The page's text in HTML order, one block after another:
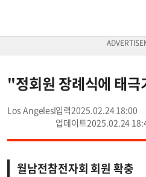
"정회원 장례식에 태
Los Angeles
2025.02.24 18:00
2025.02.24
월남전참전자회 회원 확충